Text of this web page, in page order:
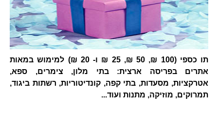
תו כספי (100 ₪, 50 ₪, 25 ₪ ו- 20 ₪) למימוש במאות
אתרים בפריסה ארצית: בתי מלון, צימרים, ספא,
אטרקציות, מסעדות, בתי קפה, קונדיטוריות, רשתות ביגוד,
תמרוקים, מוזיקה, מתנות ועוד...